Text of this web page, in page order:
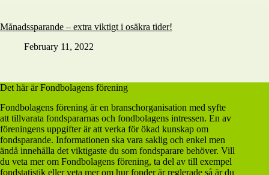
Månadssparande – extra viktigt i osäkra tider!
February 11, 2022
Det här är Fondbolagens förening
Fondbolagens förening är en branschorganisation med syfte
att tillvarata fondspararnas och fondbolagens intressen. En av
föreningens uppgifter är att verka för ökad kunskap om
fondsparande. Informationen ska vara saklig och enkel men
ändå innehålla det viktigaste du som fondsparare behöver. Vill
du veta mer om Fondbolagens förening, ta del av till exempel
fondstatistik eller veta mer om hur fonder är reglerade så är du